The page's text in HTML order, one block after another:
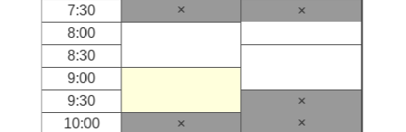
7:30
×
×
8:00
8:30
9:00
9:30
×
10:00
×
×